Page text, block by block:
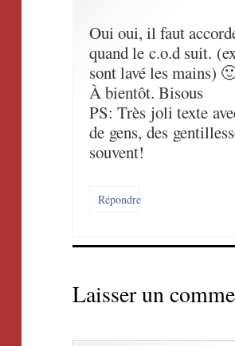
Oui oui, il faut
quand le c.o.d suit.
sont lavé les mains)
À bientôt. Bisous
PS: Très joli texte
de gens, des
souvent!
Répondre
Laisser un